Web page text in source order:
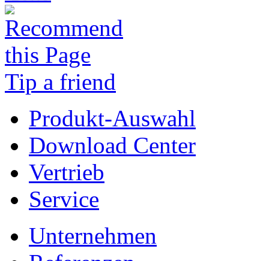
Tip a friend
Produkt-Auswahl
Download Center
Vertrieb
Service
Unternehmen